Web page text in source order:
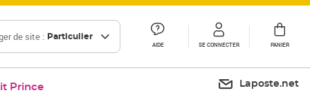
de site : Particulier
AIDE SE CONNECTER PANIER
Prince Laposte.net